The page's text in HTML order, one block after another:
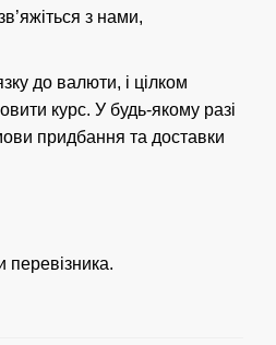
з нами,
до валюти, і цілком
курс. У будь-якому разі
придбання та доставки